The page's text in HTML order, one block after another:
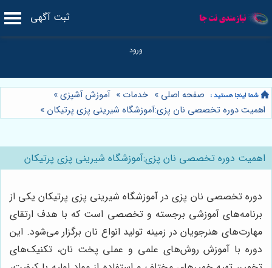
ثبت آگهی
صفحه اصلی » خدمات » آموزش آشپزی»
اهمیت دوره تخصصی نان پزی:آموزشگاه شیرینی پزی پرتیکان »
اهمیت دوره تخصصی نان پزی:آموزشگاه شیرینی پزی پرتیکان
دوره تخصصی نان پزی در آموزشگاه شیرینی پزی پرتیکان یکی از
برنامه‌های آموزشی برجسته و تخصصی است که با هدف ارتقای
مهارت‌های هنرجویان در زمینه تولید انواع نان برگزار می‌شود. این
دوره با آموزش روش‌های علمی و عملی پخت نان، تکنیک‌های